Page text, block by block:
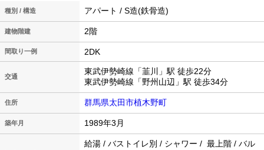
種別 / 構造 アパート / S造(鉄骨造)
建物階建 2階
間取り一例 2DK
交通
東武伊勢崎線「韮川」駅 徒歩22分
東武伊勢崎線「野州山辺」駅 徒歩34分
住所 群馬県太田市植木野町
築年月 1989年3月
給湯 / バストイレ別 / シャワー / 最上階 / バル